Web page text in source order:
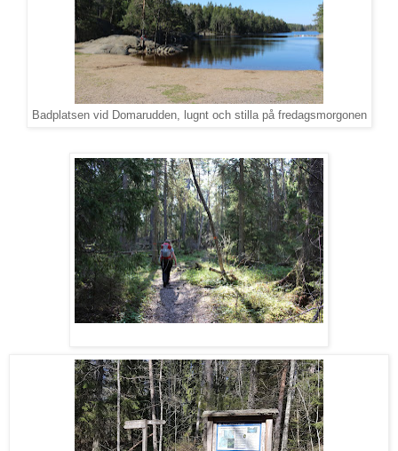
Badplatsen vid Domarudden, lugnt och stilla på fredagsmorgonen